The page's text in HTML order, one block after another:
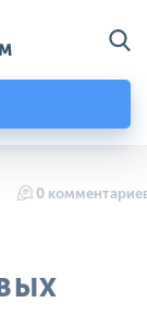
0